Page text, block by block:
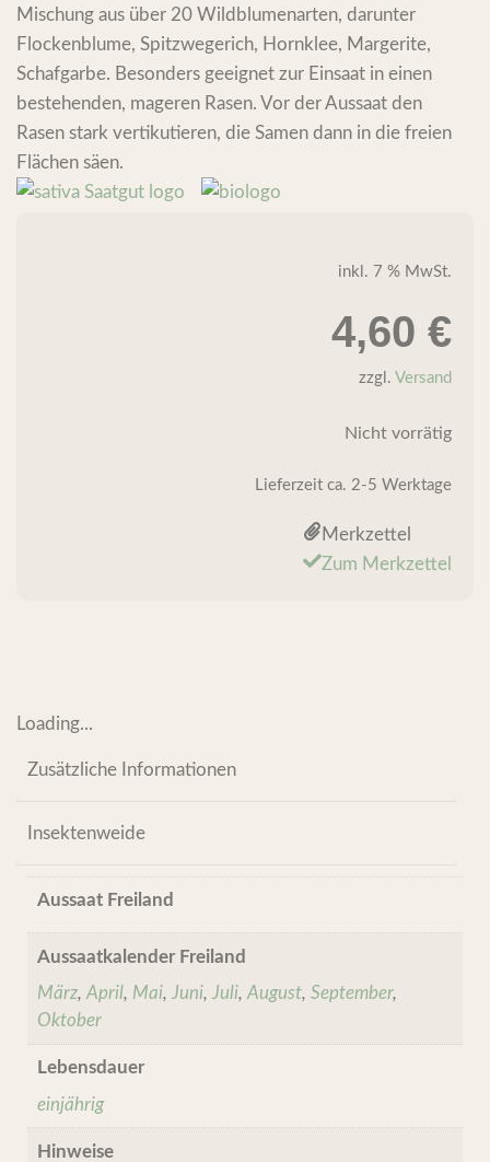
Mischung aus über 20 Wildblumenarten, darunter
Flockenblume, Spitzwegerich, Hornklee, Margerite,
Schafgarbe. Besonders geeignet zur Einsaat in einen
bestehenden, mageren Rasen. Vor der Aussaat den
Rasen stark vertikutieren, die Samen dann in die freien
Flächen säen.
inkl. 7 % MwSt.
4,60 €
zzgl. Versand
Nicht vorrätig
Lieferzeit ca. 2-5 Werktage
Merkzettel
Zum Merkzettel
Loading...
Zusätzliche Informationen
Insektenweide
Aussaat Freiland
Aussaatkalender Freiland
März,April, Mai, Juni, Juli,August, September,
Oktober
Lebensdauer
einjährig
Hinweise